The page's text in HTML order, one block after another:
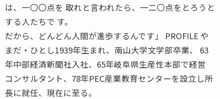
は、一〇〇点を 取れと言われたら、一二〇点をとろうと
する人たちで す。
だから、どんどん人間が進歩するんです」 PROFILE や
まだ・ひとし1939年生まれ、南山大学文学部卒業、 63
年中部経済新聞社入社、65年岐阜県生産性本部で経営
コンサルタント、78年PEC産業教育センターを設立し所
長に就任、現在に至る。